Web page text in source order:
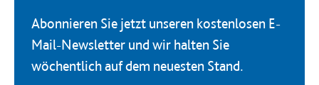
Abonnieren Sie jetzt unseren kostenlosen E-
Mail-Newsletter und wir halten Sie
wöchentlich auf dem neuesten Stand.